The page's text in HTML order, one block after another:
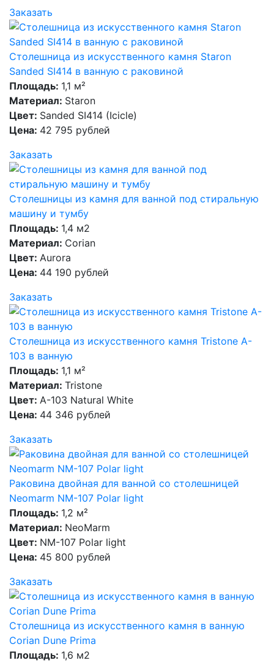
Заказать
Столешница из искусственного камня Staron
Sanded SI414 в ванную с раковиной
Площадь: 1,1 м²
Материал: Staron
Цвет: Sanded SI414 (Icicle)
Цена: 42 795 рублей
Заказать
Столешницы из камня для ванной под стиральную
машину и тумбу
Площадь: 1,4 м2
Материал: Corian
Цвет: Aurora
Цена: 44 190 рублей
Заказать
Столешница из искусственного камня Tristone A-
103 в ванную
Площадь: 1,1 м²
Материал: Tristone
Цвет: A-103 Natural White
Цена: 44 346 рублей
Заказать
Раковина двойная для ванной со столешницей
Neomarm NM-107 Polar light
Площадь: 1,2 м²
Материал: NeoMarm
Цвет: NM-107 Polar light
Цена: 45 800 рублей
Заказать
Столешница из искусственного камня в ванную
Corian Dune Prima
Площадь: 1,6 м2